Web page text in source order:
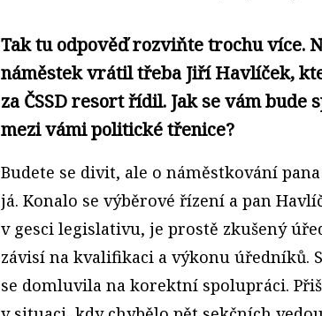
Tak tu odpověď rozviňte trochu více.
náměstek vrátil třeba Jiří Havlíček,
za ČSSD resort řídil. Jak se vám bude
mezi vámi politické třenice?
Budete se divit, ale o náměstkování
já. Konalo se výběrové řízení a pan
v gesci legislativu, je prostě zkušený
závisí na kvalifikaci a výkonu úředníků.
se domluvila na korektní spolupráci.